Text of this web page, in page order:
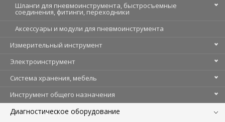
Шланги для пневмоинструмента, быстросъемные
соединения, фитинги, переходники
Аксессуары и модули для пневмоинструмента
Измерительный инструмент
Электроинструмент
Система хранения, мебель
Инструмент общего назначения
Диагностическое оборудование